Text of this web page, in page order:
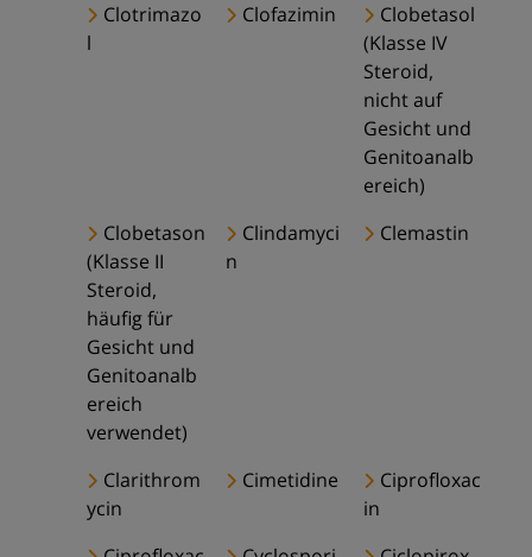
Clotrimazo
l
Clofazimin
Clobetasol
(Klasse IV
Steroid,
nicht auf
Gesicht und
Genitoanalb
ereich)
Clobetason
(Klasse II
Steroid,
häufig für
Gesicht und
Genitoanalb
ereich
verwendet)
Clindamyci
n
Clemastin
Clarithrom
ycin
Cimetidine
Ciprofloxac
in